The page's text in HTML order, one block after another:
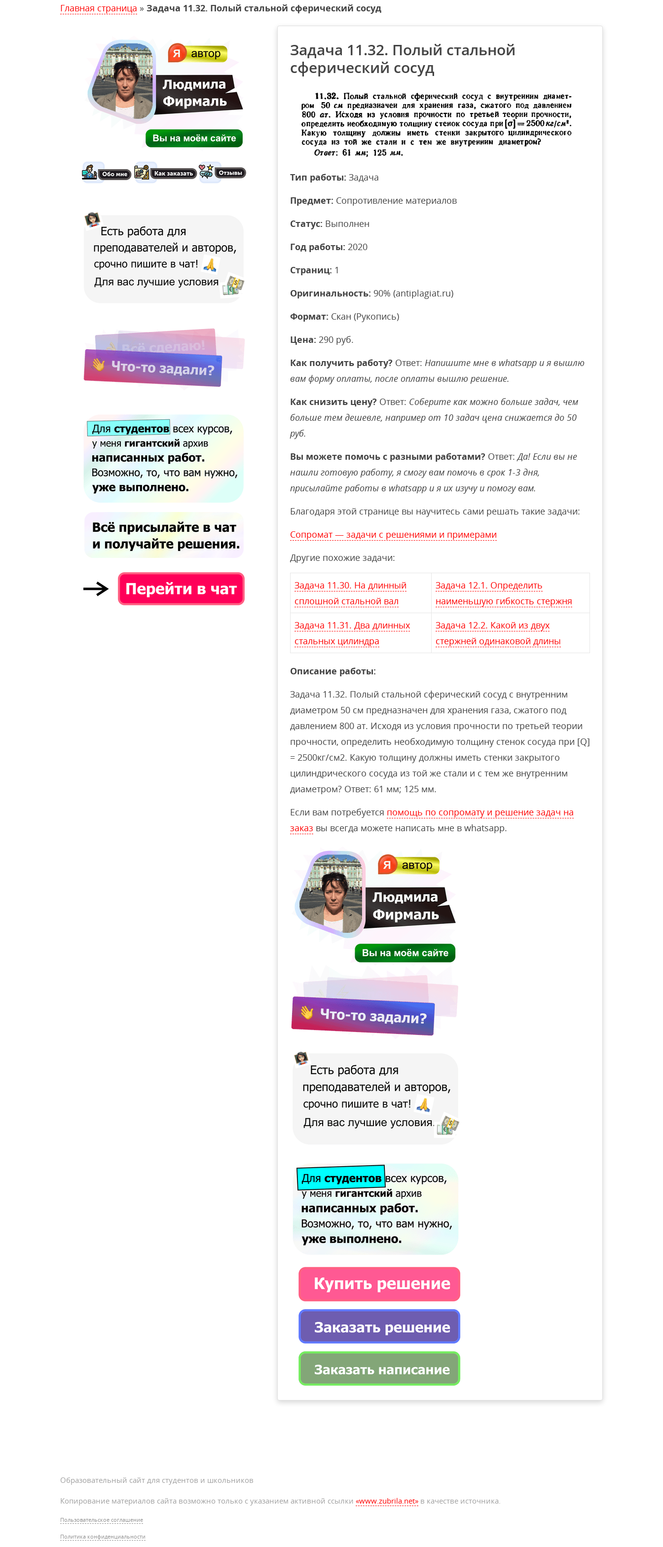
Главная страница » Задача 11.32. Полый стальной сферический сосуд
Задача 11.32. Полый стальной
сферический сосуд
Тип работы: Задача
Предмет: Сопротивление материалов
Статус: Выполнен
Год работы: 2020
Страниц: 1
Оригинальность: 90% (antiplagiat.ru)
Формат: Скан (Рукопись)
Цена: 290 руб.
Как получить работу? Ответ: Напишите мне в whatsapp и я вышлю
вам форму оплаты, после оплаты вышлю решение.
Как снизить цену? Ответ: Соберите как можно больше задач, чем
больше тем дешевле, например от 10 задач цена снижается до 50
руб.
Вы можете помочь с разными работами? Ответ:Да! Если вы не
нашли готовую работу, я смогу вам помочь в срок 1-3 дня,
присылайте работы в whatsapp и я их изучу и помогу вам.
Благодаря этой странице вы научитесь сами решать такие задачи:
Сопромат — задачи с решениями и примерами
Другие похожие задачи:
Задача 11.30. На длинный
сплошной стальной вал
Задача 12.1. Определить
наименьшую гибкость стержня
Задача 11.31. Два длинных
стальных цилиндра
Задача 12.2. Какой из двух
стержней одинаковой длины
Описание работы:
Задача 11.32. Полый стальной сферический сосуд с внутренним
диаметром 50 см предназначен для хранения газа, сжатого под
давлением 800 ат. Исходя из условия прочности по третьей теории
прочности, определить необходимую толщину стенок сосуда при [Q]
= 2500кг/см2. Какую толщину должны иметь стенки закрытого
цилиндрического сосуда из той же стали и с тем же внутренним
диаметром? Ответ: 61 мм; 125 мм.
Если вам потребуется помощь по сопромату и решение задач на
заказ вы всегда можете написать мне в whatsapp.
Образовательный сайт для студентов и школьников
Копирование материалов сайта возможно только с указанием активной ссылки «www.zubrila.net» в качестве источника.
Пользовательское соглашение
Политика конфиденциальности